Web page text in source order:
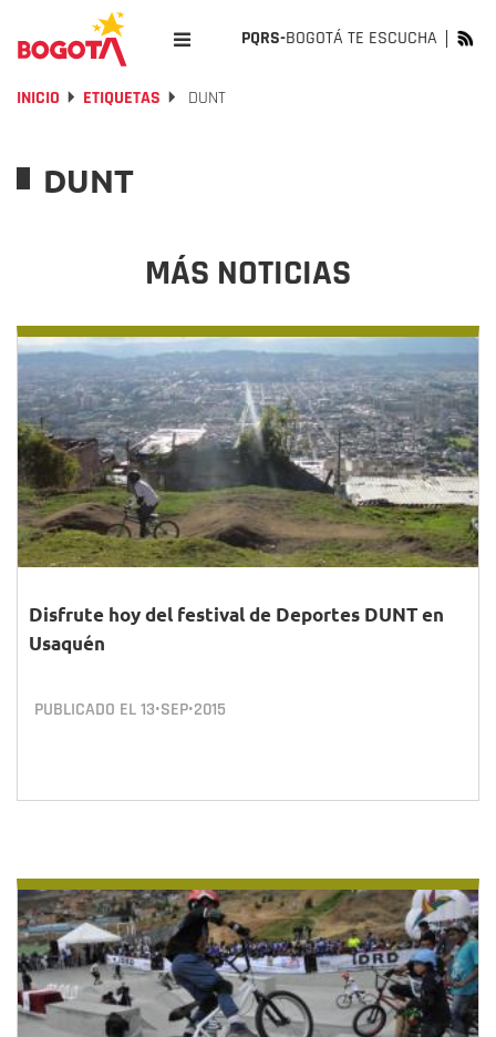
PQRS-BOGOTÁ TE ESCUCHA
INICIO ETIQUETAS DUNT
DUNT
MÁS NOTICIAS
Disfrute hoy del festival de Deportes DUNT en
Usaquén
PUBLICADO EL13•SEP•2015